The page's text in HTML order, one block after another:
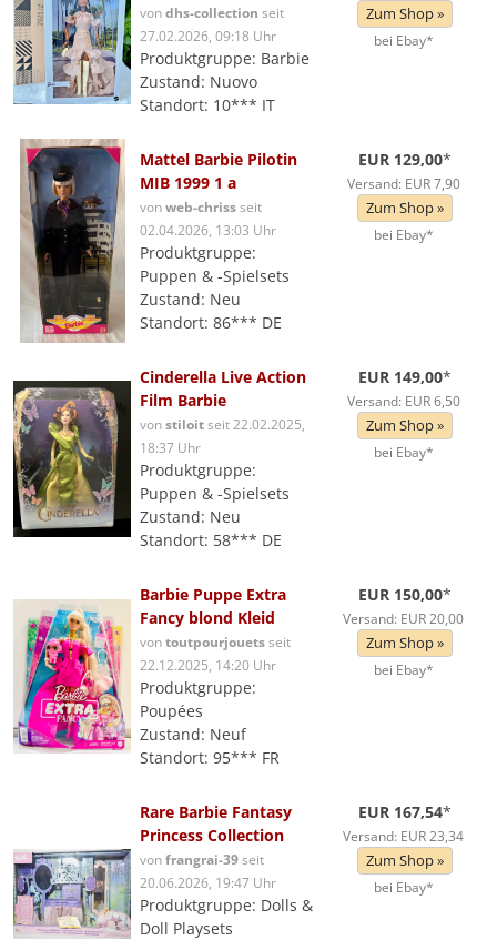
vondhs-collection seit
27.02.2026, 09:18 Uhr
Produktgruppe: Barbie
Zustand: Nuovo
Standort: 10*** IT
Zum Shop »
bei Ebay*
Mattel Barbie Pilotin
MIB 1999 1 a
vonweb-chrissseit
02.04.2026, 13:03 Uhr
Produktgruppe:
Puppen & -Spielsets
Zustand: Neu
Standort: 86*** DE
EUR 129,00*
Versand: EUR 7,90
Zum Shop »
bei Ebay*
Cinderella Live Action
Film Barbie
vonstiloitseit 22.02.2025,
18:37 Uhr
Produktgruppe:
Puppen & -Spielsets
Zustand: Neu
Standort: 58*** DE
EUR 149,00*
Versand: EUR 6,50
Zum Shop »
bei Ebay*
Barbie Puppe Extra
Fancy blond Kleid
vontoutpourjouetsseit
22.12.2025, 14:20 Uhr
Produktgruppe:
Poupées
Zustand: Neuf
Standort: 95*** FR
EUR 150,00*
Versand: EUR 20,00
Zum Shop »
bei Ebay*
Rare Barbie Fantasy
Princess Collection
vonfrangrai-39seit
20.06.2026, 19:47 Uhr
Produktgruppe: Dolls &
Doll Playsets
EUR 167,54*
Versand: EUR 23,34
Zum Shop »
bei Ebay*